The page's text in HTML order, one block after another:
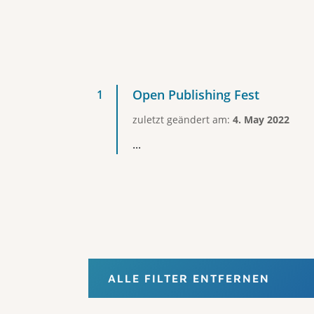
Open Publishing Fest
zuletzt geändert am: 4. May 2022
...
ALLE FILTER ENTFERNEN